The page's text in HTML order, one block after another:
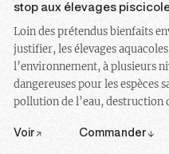
stop aux élevages
Loin des prétendus bienfaits
justifier, les élevages
l’environnement, à plusieurs
dangereuses pour les espèces
pollution de l’eau, destruction
Voir Commander